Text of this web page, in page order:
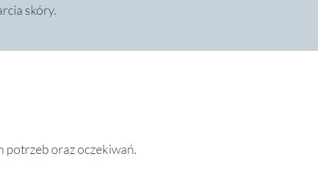
skóry.
potrzeb oraz oczekiwań.